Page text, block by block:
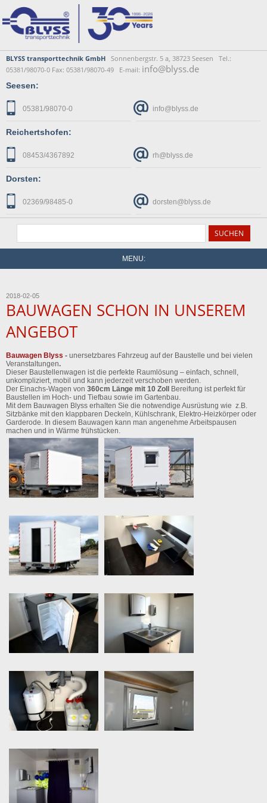
BLYSS transporttechnik GmbH Sonnenbergstr. 5 a, 38723 Seesen Tel.:
05381/98070-0 Fax: 05381/98070-49 E-mail: info@blyss.de
Seesen:
05381/98070-0 info@blyss.de
Reichertshofen:
08453/4367892 rh@blyss.de
Dorsten:
02369/98485-0 dorsten@blyss.de
MENU:
2018-02-05
BAUWAGEN SCHON IN UNSEREM
ANGEBOT
Bauwagen Blyss - unersetzbares Fahrzeug auf der Baustelle und bei vielen
Veranstaltungen.
Dieser Baustellenwagen ist die perfekte Raumlösung – einfach, schnell,
unkompliziert, mobil und kann jederzeit verschoben werden.
Der Einachs-Wagen von 360cm Länge mit 10 Zoll Bereifung ist perfekt für
Baustellen im Hoch- und Tiefbau sowie im Gartenbau.
Mit dem Bauwagen Blyss erhalten Sie die notwendige Ausrüstung wie z.B.
Sitzbänke mit den klappbaren Deckeln, Kühlschrank, Elektro-Heizkörper oder
Garderode. In diesem Bauwagen kann man angenehme Arbeitspausen
machen und in Wärme frühstücken.